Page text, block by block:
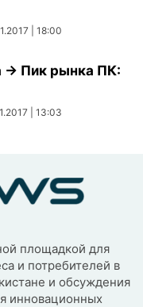
| 18:00
→ Пик рынка ПК:
| 13:03
площадкой для
и потребителей в
и обсуждения
инновационных